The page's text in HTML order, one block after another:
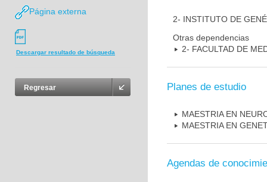
Página externa
Descargar resultado de búsqueda
Regresar
2- INSTITUTO DE
Otras dependencias
2- FACULTAD DE
Planes de estudio
MAESTRIA EN
MAESTRIA EN
Agendas de